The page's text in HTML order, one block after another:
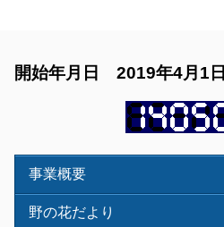
開始年月日 2019年4月1日
事業概要
野の花だより